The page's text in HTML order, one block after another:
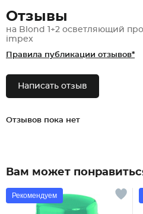
Отзывы
на Blond 1+2 осветляющий
impex
Правила публикации отзывов*
Написать отзыв
Отзывов пока нет
Вам может
Рекомендуем